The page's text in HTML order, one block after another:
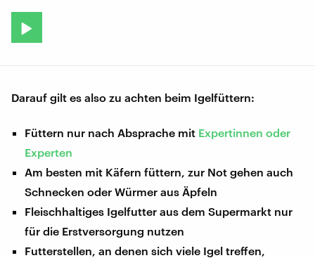
Darauf gilt es also zu achten beim Igelfüttern:
Füttern nur nach Absprache mit Expertinnen oder
Experten
Am besten mit Käfern füttern, zur Not gehen auch
Schnecken oder Würmer aus Äpfeln
Fleischhaltiges Igelfutter aus dem Supermarkt nur
für die Erstversorgung nutzen
Futterstellen, an denen sich viele Igel treffen,